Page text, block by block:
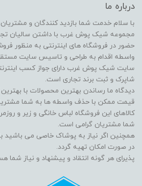
درباره ما
با سلام خدمت شما بازدید کنندگان و
مجموعه شیک پوش غرب با داشتن سالیان
حضور در فروشگاه های اینترنتی به منظور
واسطه اقدام به طراحی و تاسیس سایت
سایت شیک پوش غرب دارای جواز کسب
شاپرک و ثبت برند تجاری است.
دیدگاه ما رساندن بهترین محصولات با
قیمت ممکن با حذف واسطه ها به شما
کالاهای این فروشگاه لباس خانگی و زیر و
شما مشتریان گرامی است.
همچنین اگر نیاز به پوشاک خاصی می باشید
در صورت امکان تهیه گردد.
پذیرای هر گونه انتقاد و پیشنهاد و نیاز شما